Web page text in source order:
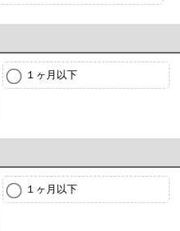
１ヶ月以下
１ヶ月以下